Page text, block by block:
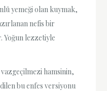
yemeği olan kuymak,
nefis bir
Yoğun lezzetiyle
hamsinin,
bu enfes versiyonu